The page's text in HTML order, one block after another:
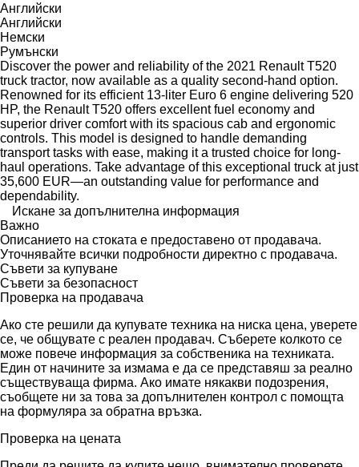
Английски
Английски
Немски
Румънски
Discover the power and reliability of the 2021 Renault T520
truck tractor, now available as a quality second-hand option.
Renowned for its efficient 13-liter Euro 6 engine delivering 520
HP, the Renault T520 offers excellent fuel economy and
superior driver comfort with its spacious cab and ergonomic
controls. This model is designed to handle demanding
transport tasks with ease, making it a trusted choice for long-
haul operations. Take advantage of this exceptional truck at just
35,600 EUR—an outstanding value for performance and
dependability.
Искане за допълнителна информация
Важно
Описанието на стоката е предоставено от продавача.
Уточнявайте всички подробности директно с продавача.
Съвети за купуване
Съвети за безопасност
Проверка на продавача
Ако сте решили да купувате техника на ниска цена, уверете
се, че общувате с реален продавач. Съберете колкото се
може повече информация за собственика на техниката.
Един от начините за измама е да се представяш за реално
съществуваща фирма. Ако имате някакви подозрения,
съобщете ни за това за допълнителен контрол с помощта
на формуляра за обратна връзка.
Проверка на цената